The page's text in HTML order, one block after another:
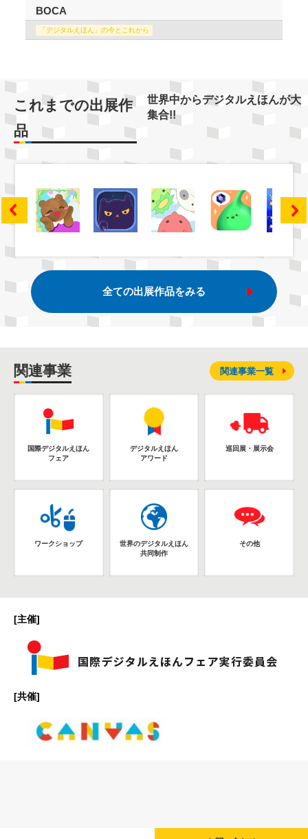
BOCA
「デジタルえほん」の今とこれから
これまでの出展作
品
世界中からデジタルえほんが大
集合!!
全ての出展作品をみる
関連事業
国際デジタルえほん
フェア
デジタルえほん
アワード
巡回展・展示会
ワークショップ
世界のデジタルえほん
共同制作
その他
関連事業一覧
[主催]
[共催]